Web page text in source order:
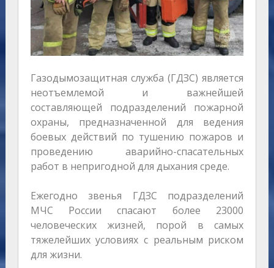
Газодымозащитная служба (ГДЗС) является
неотъемлемой и важнейшей
составляющей подразделений пожарной
охраны, предназначенной для ведения
боевых действий по тушению пожаров и
проведению аварийно-спасательных
работ в непригодной для дыхания среде.
Ежегодно звенья ГДЗС подразделений
МЧС России спасают более 23000
человеческих жизней, порой в самых
тяжелейших условиях с реальным риском
для жизни.